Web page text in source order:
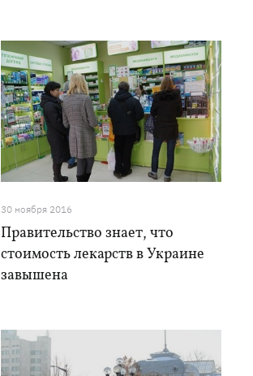
30 ноября 2016
Правительство знает, что
стоимость лекарств в Украине
завышена